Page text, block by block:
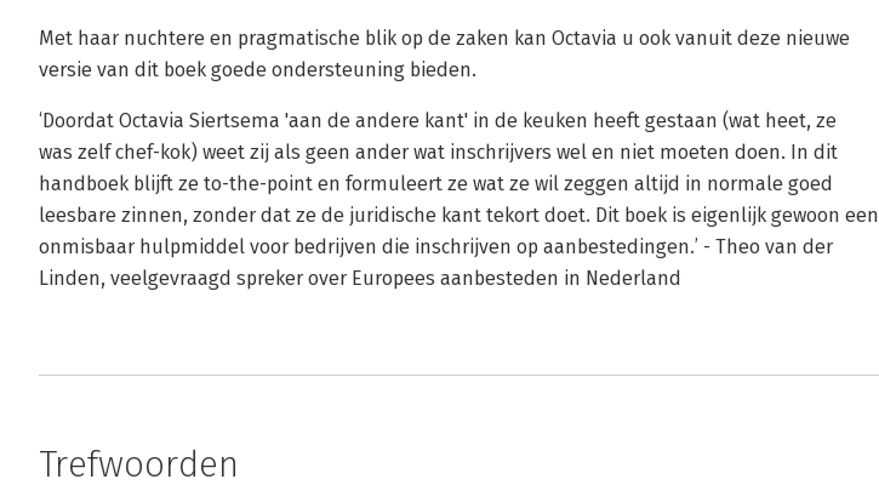
Met haar nuchtere en pragmatische blik op de zaken kan Octavia u ook vanuit deze nieuwe
versie van dit boek goede ondersteuning bieden.
‘Doordat Octavia Siertsema 'aan de andere kant' in de keuken heeft gestaan (wat heet, ze
was zelf chef-kok) weet zij als geen ander wat inschrijvers wel en niet moeten doen. In dit
handboek blijft ze to-the-point en formuleert ze wat ze wil zeggen altijd in normale goed
leesbare zinnen, zonder dat ze de juridische kant tekort doet. Dit boek is eigenlijk gewoon een
onmisbaar hulpmiddel voor bedrijven die inschrijven op aanbestedingen.’ - Theo van der
Linden, veelgevraagd spreker over Europees aanbesteden in Nederland
Trefwoorden